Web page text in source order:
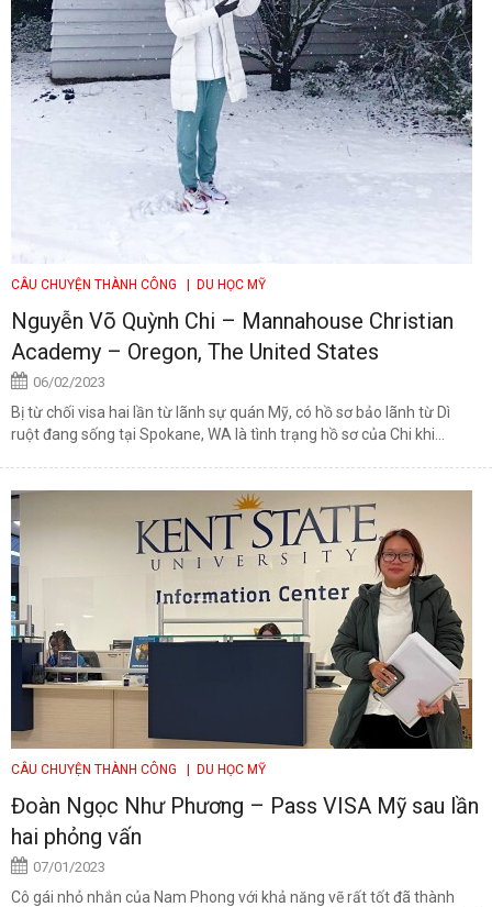
CÂU CHUYỆN THÀNH CÔNG | DU HỌC MỸ
Nguyễn Võ Quỳnh Chi – Mannahouse Christian
Academy – Oregon, The United States
06/02/2023
Bị từ chối visa hai lần từ lãnh sự quán Mỹ, có hồ sơ bảo lãnh từ Dì
ruột đang sống tại Spokane, WA là tình trạng hồ sơ của Chi khi...
CÂU CHUYỆN THÀNH CÔNG | DU HỌC MỸ
Đoàn Ngọc Như Phương – Pass VISA Mỹ sau lần
hai phỏng vấn
07/01/2023
Cô gái nhỏ nhắn của Nam Phong với khả năng vẽ rất tốt đã thành